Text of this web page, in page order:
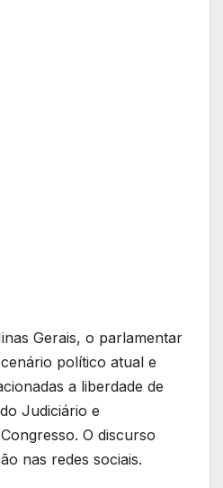
Gerais, o parlamentar
político atual e
a liberdade de
Judiciário e
O discurso
nas redes sociais.